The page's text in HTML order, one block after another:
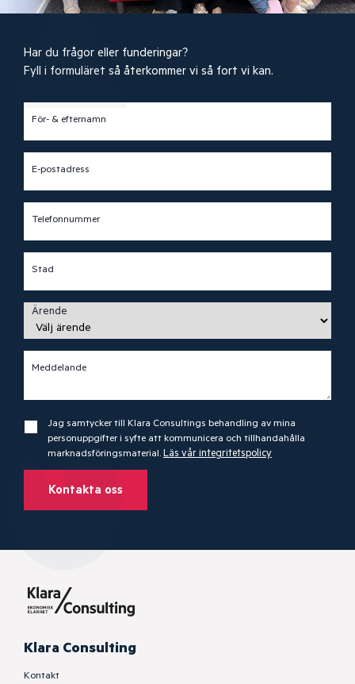
Har du frågor eller funderingar?
Fyll i formuläret så återkommer vi så fort vi kan.
För- & efternamn
E-postadress
Telefonnummer
Stad
Ärende
Meddelande
Jag samtycker till Klara Consultings behandling av mina
personuppgifter i syfte att kommunicera och tillhandahålla
marknadsföringsmaterial. Läs vår integritetspolicy
Kontakta oss
Klara Consulting
Kontakt